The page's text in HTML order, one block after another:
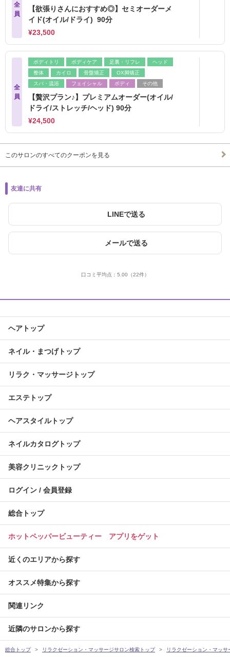
全
員
【欲張りさんにおすすめ◎】セミオーダーメ
イド(オイル/ドライ) 90分
¥23,500
全
員
ボディトリ ボディケア 足裏・リフレ
ヘッド
整体
カイロ 骨盤矯正
OX脚矯正
スパ・温浴
フェイシャル ボディ その他
【贅沢プラン♪】プレミアムオーダー(オイル/
ドライ/ストレッチ/ヘッド) 90分
¥24,500
このサロンのすべてのクーポンを見る
友達に共有
LINEで送る
メールで送る
口コミ平均点： 5.00 （22件）
ヘアトップ
ネイル・まつげトップ
リラク・マッサージトップ
エステトップ
ヘアスタイルトップ
ネイルカタログトップ
美容クリニックトップ
ログイン / 会員登録
総合トップ
ホットペッパービューティー アプリをゲット
近くのエリアから探す
オススメ特集から探す
関連リンク
近隣のサロンから探す
総合トップ リラクゼーション・マッサージサロン検索トップ リラクゼーション・マッ